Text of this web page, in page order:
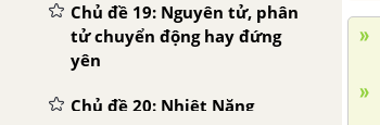
Chủ đề 19: Nguyên tử, phân
tử chuyển động hay đứng
yên
Chủ đề 20: Nhiệt Năng